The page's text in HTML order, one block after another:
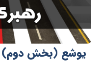
یوشع (بخش دوم)